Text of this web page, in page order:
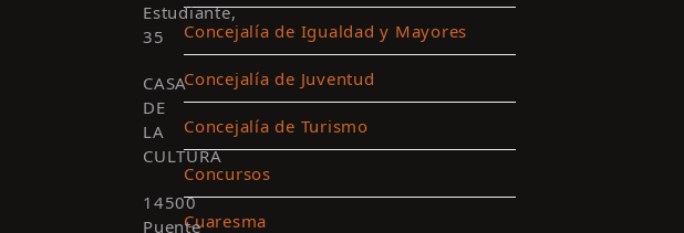
Concejalía de Igualdad y Mayores
Concejalía de Juventud
Concejalía de Turismo
Concursos
Cuaresma
Estudiante,
35
CASA
DE
LA
CULTURA
14500
Puente